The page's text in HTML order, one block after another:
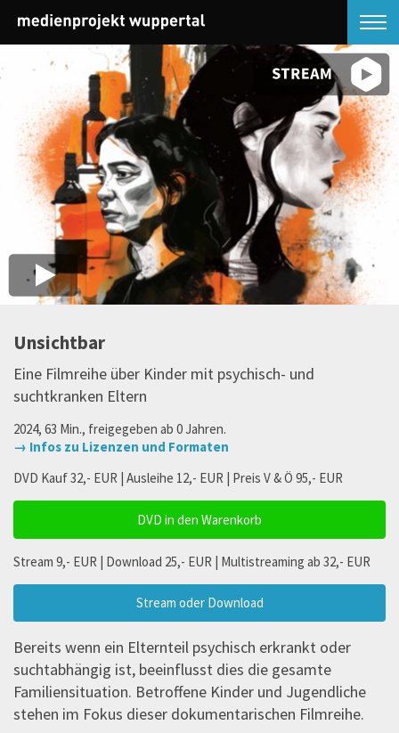
Unsichtbar
Eine Filmreihe über Kinder mit psychisch- und
suchtkranken Eltern
2024, 63 Min., freigegeben ab 0 Jahren.
→ Infos zu Lizenzen und Formaten
DVD Kauf 32,- EUR | Ausleihe 12,- EUR | Preis V & Ö 95,- EUR
DVD in den Warenkorb
Stream 9,- EUR | Download 25,- EUR | Multistreaming ab 32,- EUR
Stream oder Download
Bereits wenn ein Elternteil psychisch erkrankt oder
suchtabhängig ist, beeinflusst dies die gesamte
Familiensituation. Betroffene Kinder und Jugendliche
stehen im Fokus dieser dokumentarischen Filmreihe.